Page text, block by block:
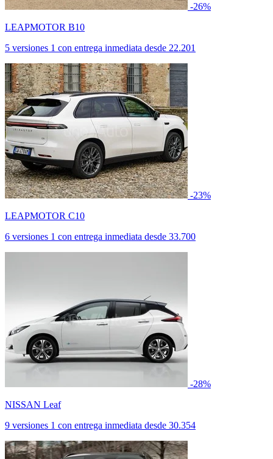
-26%
LEAPMOTOR B10
5 versiones 1 con entrega inmediata desde 22.201
-23%
LEAPMOTOR C10
6 versiones 1 con entrega inmediata desde 33.700
-28%
NISSAN Leaf
9 versiones 1 con entrega inmediata desde 30.354